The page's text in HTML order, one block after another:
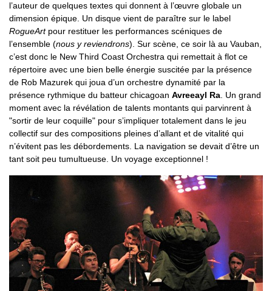
l’auteur de quelques textes qui donnent à l’œuvre globale un
dimension épique. Un disque vient de paraître sur le label
RogueArtpour restituer les performances scéniques de
l’ensemble (nous y reviendrons). Sur scène, ce soir là au Vauban,
c’est donc le New Third Coast Orchestra qui remettait à flot ce
répertoire avec une bien belle énergie suscitée par la présence
de Rob Mazurek qui joua d’un orchestre dynamité par la
présence rythmique du batteur chicagoan Avreeayl Ra. Un grand
moment avec la révélation de talents montants qui parvinrent à
"sortir de leur coquille" pour s’impliquer totalement dans le jeu
collectif sur des compositions pleines d’allant et de vitalité qui
n’évitent pas les débordements. La navigation se devait d’être un
tant soit peu tumultueuse. Un voyage exceptionnel !